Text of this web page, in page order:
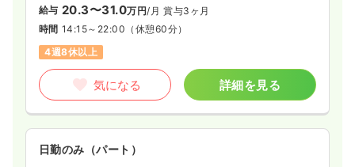
給与 20.3〜31.0万円/月 賞与3ヶ月
時間 14:15～22:00 （休憩60分）
4週8休以上
気になる 詳細を見る
日勤のみ（パート）